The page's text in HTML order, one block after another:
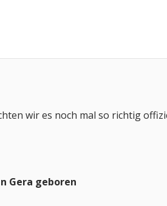
wir es noch mal so richtig
Gera geboren​